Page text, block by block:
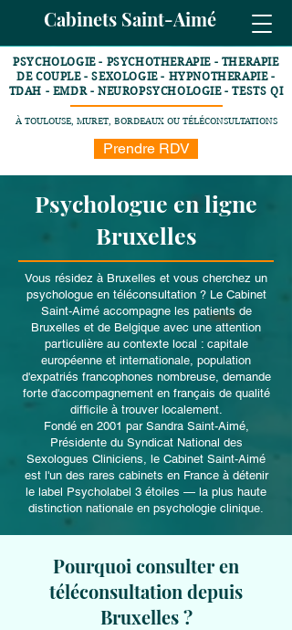
Cabinets Saint-Aimé
PSYCHOLOGIE - PSYCHOTHERAPIE - THERAPIE
DE COUPLE - SEXOLOGIE - HYPNOTHERAPIE -
TDAH - EMDR - NEUROPSYCHOLOGIE - TESTS QI
À TOULOUSE, MURET, BORDEAUX OU TÉLÉCONSULTATIONS
Prendre RDV
Psychologue en ligne
Bruxelles
Vous résidez à Bruxelles et vous cherchez un
psychologue en téléconsultation ? Le Cabinet
Saint-Aimé accompagne les patients de
Bruxelles et de Belgique avec une attention
particulière au contexte local : capitale
européenne et internationale, population
d'expatriés francophones nombreuse, demande
forte d'accompagnement en français de qualité
difficile à trouver localement.
Fondé en 2001 par Sandra Saint-Aimé,
Présidente du Syndicat National des
Sexologues Cliniciens, le Cabinet Saint-Aimé
est l'un des rares cabinets en France à détenir
le label Psycholabel 3 étoiles — la plus haute
distinction nationale en psychologie clinique.
Pourquoi consulter en
téléconsultation depuis
Bruxelles ?